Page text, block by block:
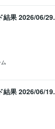
結果 2026/06/29.
結果 2026/06/19.